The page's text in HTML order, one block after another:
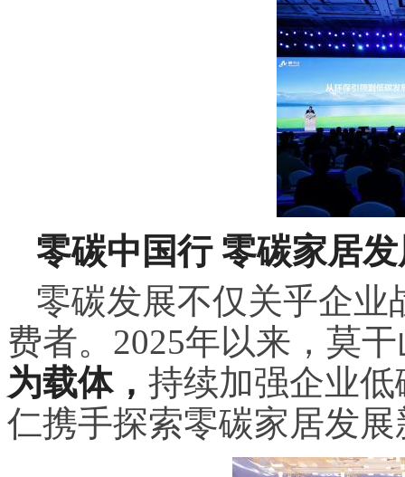
零碳中国行 零碳家居
零碳发展不仅关乎企业
费者。2025年以来，莫
为载体， 持续加强企业
仁携手探索零碳家居发